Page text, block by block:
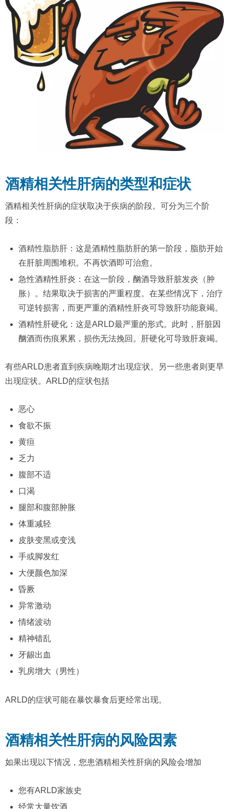
酒精相关性肝病的类型和症状
酒精相关性肝病的症状取决于疾病的阶段。可分为三个阶
段：
酒精性脂肪肝：这是酒精性脂肪肝的第一阶段，脂肪开始
在肝脏周围堆积。不再饮酒即可治愈。
急性酒精性肝炎：在这一阶段，酗酒导致肝脏发炎（肿
胀）。结果取决于损害的严重程度。在某些情况下，治疗
可逆转损害，而更严重的酒精性肝炎可导致肝功能衰竭。
酒精性肝硬化：这是ARLD最严重的形式。此时，肝脏因
酗酒而伤痕累累，损伤无法挽回。肝硬化可导致肝衰竭。
有些ARLD患者直到疾病晚期才出现症状。另一些患者则更早
出现症状。ARLD的症状包括
恶心
食欲不振
黄疸
乏力
腹部不适
口渴
腿部和腹部肿胀
体重减轻
皮肤变黑或变浅
手或脚发红
大便颜色加深
昏厥
异常激动
情绪波动
精神错乱
牙龈出血
乳房增大（男性）
ARLD的症状可能在暴饮暴食后更经常出现。
酒精相关性肝病的风险因素
如果出现以下情况，您患酒精相关性肝病的风险会增加
您有ARLD家族史
经常大量饮酒